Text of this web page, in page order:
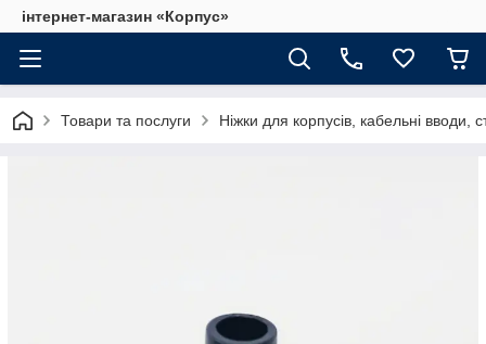
інтернет-магазин «Корпус»
Товари та послуги Ніжки для корпусів, кабельні вводи,